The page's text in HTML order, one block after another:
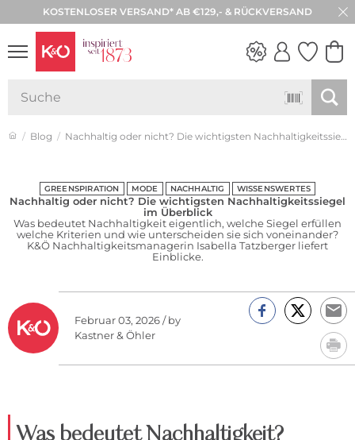
KOSTENLOSER VERSAND* AB €129,- & RÜCKVERSAND
Blog Nachhaltig oder nicht? Die wichtigsten Nachhaltigkeitssiegel im Überblick
GREENSPIRATION MODE NACHHALTIG WISSENSWERTES
Nachhaltig oder nicht? Die wichtigsten Nachhaltigkeitssiegel
im Überblick
Was bedeutet Nachhaltigkeit eigentlich, welche Siegel erfüllen
welche Kriterien und wie unterscheiden sie sich voneinander?
K&Ö Nachhaltigkeitsmanagerin Isabella Tatzberger liefert
Einblicke.
Februar 03, 2026 / by
Kastner & Öhler